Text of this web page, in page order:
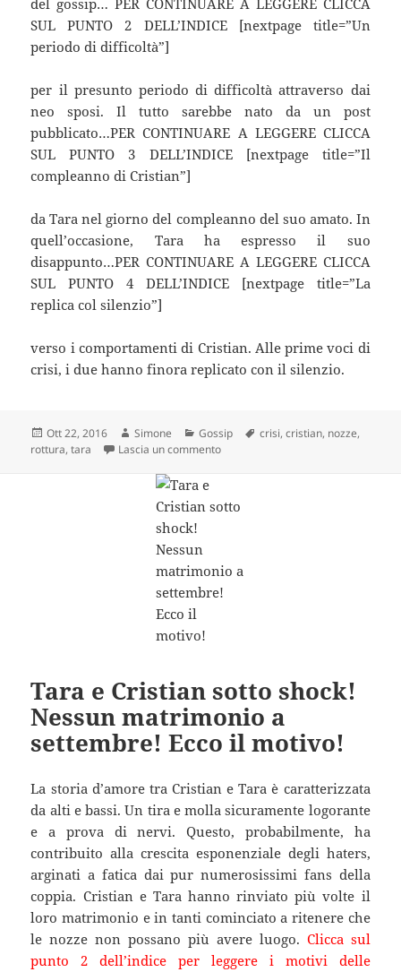
SUL PUNTO 2 DELL’INDICE [nextpage title=”Un
periodo di difficoltà”]
per il presunto periodo di difficoltà attraverso dai
neo sposi. Il tutto sarebbe nato da un post
pubblicato…PER CONTINUARE A LEGGERE CLICCA
SUL PUNTO 3 DELL’INDICE [nextpage title=”Il
compleanno di Cristian”]
da Tara nel giorno del compleanno del suo amato. In
quell’occasione, Tara ha espresso il suo
disappunto…PER CONTINUARE A LEGGERE CLICCA
SUL PUNTO 4 DELL’INDICE [nextpage title=”La
replica col silenzio”]
verso i comportamenti di Cristian. Alle prime voci di
crisi, i due hanno finora replicato con il silenzio.
Scritto
il
Ott 22, 2016 Autore
Simone Categorie
Gossip Tag
crisi,cristian, nozze,
rottura,tara Lascia un commentosu Cristian Gallella e Tara
Tara e Cristian sotto shock!
Nessun matrimonio a
settembre! Ecco il motivo!
La storia d’amore tra Cristian e Tara è caratterizzata
da alti e bassi. Un tira e molla sicuramente logorante
e a prova di nervi. Questo, probabilmente, ha
contribuito alla crescita esponenziale degli haters,
arginati a fatica dai pur numerosissimi fans della
coppia. Cristian e Tara hanno rinviato più volte il
loro matrimonio e in tanti cominciato a ritenere che
le nozze non possano più avere luogo. Clicca sul
punto 2 dell’indice per leggere i motivi delle